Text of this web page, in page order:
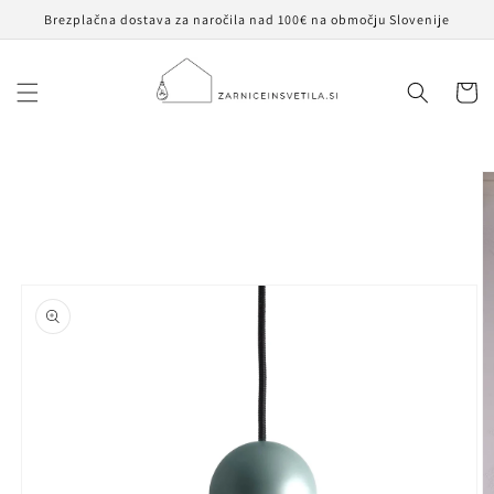
na
vsebino
Brezplačna dostava za naročila nad 100€ na območju Slovenije